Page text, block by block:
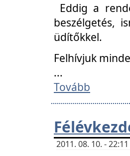
Eddig a
beszélgetés,
üdítőkkel.
Felhívjuk
...
Tovább
2011. 08. 10. -